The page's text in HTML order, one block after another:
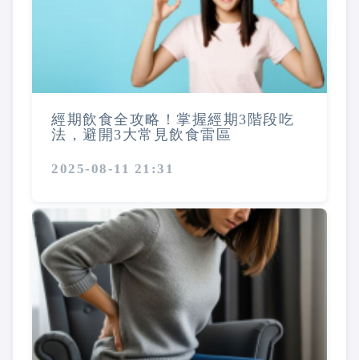
經期飲食全攻略！掌握經期3階段吃
法，避開3大常見飲食雷區
2025-08-11 21:31